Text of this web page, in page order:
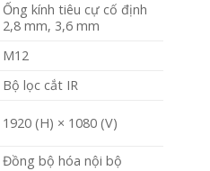
Ống kính tiêu cự cố định
2,8 mm, 3,6 mm
M12
Bộ lọc cắt IR
1920 (H) × 1080 (V)
Đồng bộ hóa nội bộ